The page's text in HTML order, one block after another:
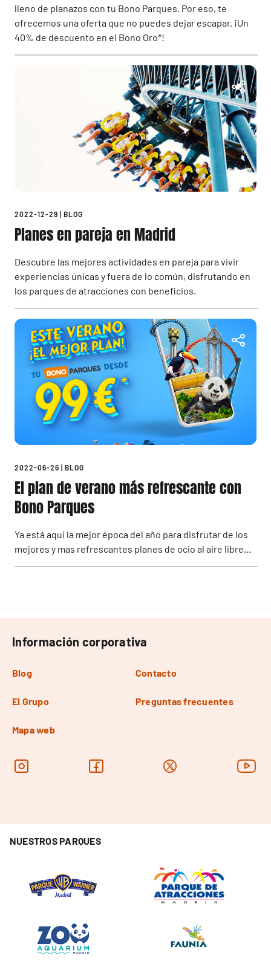
lleno de planazos con tu Bono Parques. Por eso, te
ofrecemos una oferta que no puedes dejar escapar. ¡Un
40% de descuento en el Bono Oro*!
2022-12-29 | BLOG
Planes en pareja en Madrid
Descubre las mejores actividades en pareja para vivir
experiencias únicas y fuera de lo común, disfrutando en
los parques de atracciones con beneficios.
2022-06-26 | BLOG
El plan de verano más refrescante con
Bono Parques
Ya está aquí la mejor época del año para disfrutar de los
mejores y mas refrescantes planes de ocio al aire libre...
Información corporativa
Blog Contacto
El Grupo Preguntas frecuentes
Mapa web
NUESTROS PARQUES